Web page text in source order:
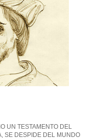
UN TESTAMENTO DEL
SE DESPIDE DEL MUNDO